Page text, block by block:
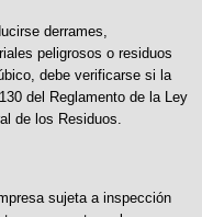
derrames,
peligrosos o residuos
debe verificarse si la
del Reglamento de la Ley
de los Residuos.
sujeta a inspección